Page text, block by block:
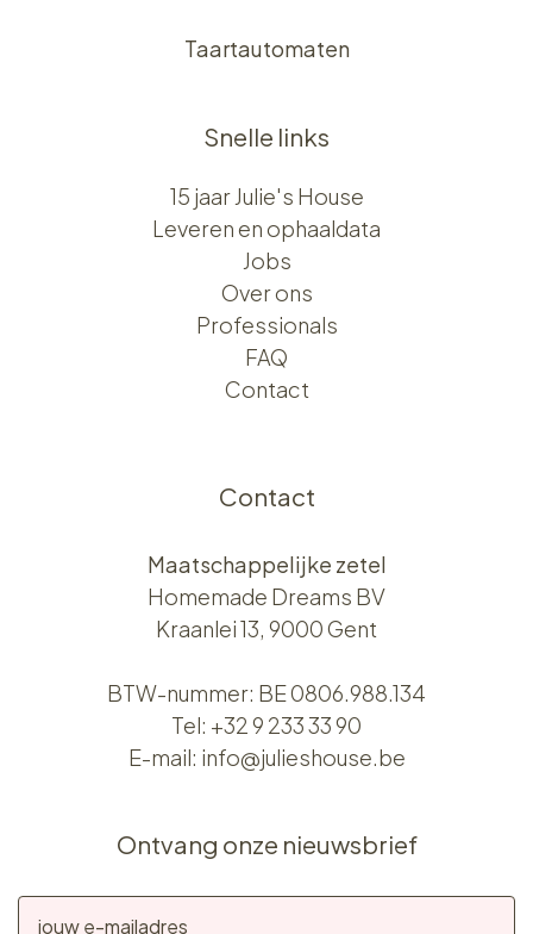
Taartautomaten
Snelle links
15 jaar Julie's House
Leveren en ophaaldata
Jobs
Over ons​​
Professionals
FAQ
Contact
Contact
Maatschappelijke zetel
Homemade Dreams BV
Kraanlei 13, 9000 Gent
BTW-nummer: BE 0806.988.134
Tel: +32 9 233 33 90
E-mail: info@julieshouse.be
Ontvang onze nieuwsbrief